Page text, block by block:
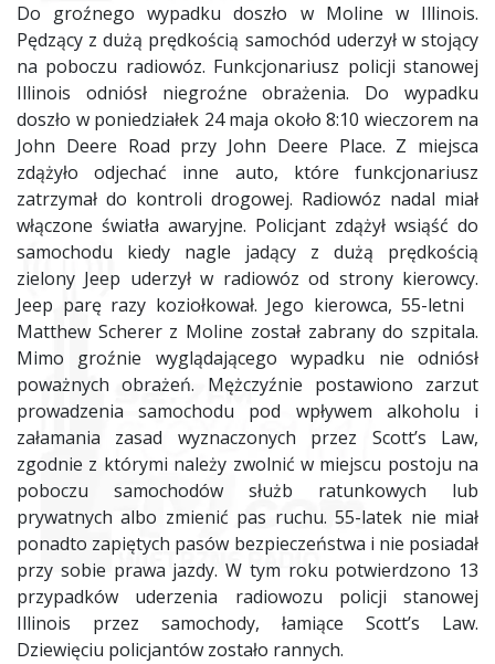
Do groźnego wypadku doszło w Moline w Illinois.
Pędzący z dużą prędkością samochód uderzył w stojący
na poboczu radiowóz. Funkcjonariusz policji stanowej
Illinois odniósł niegroźne obrażenia. Do wypadku
doszło w poniedziałek 24 maja około 8:10 wieczorem na
John Deere Road przy John Deere Place. Z miejsca
zdążyło odjechać inne auto, które funkcjonariusz
zatrzymał do kontroli drogowej. Radiowóz nadal miał
włączone światła awaryjne. Policjant zdążył wsiąść do
samochodu kiedy nagle jadący z dużą prędkością
zielony Jeep uderzył w radiowóz od strony kierowcy.
Jeep parę razy koziołkował. Jego kierowca, 55-letni
Matthew Scherer z Moline został zabrany do szpitala.
Mimo groźnie wyglądającego wypadku nie odniósł
poważnych obrażeń. Mężczyźnie postawiono zarzut
prowadzenia samochodu pod wpływem alkoholu i
załamania zasad wyznaczonych przez Scott’s Law,
zgodnie z którymi należy zwolnić w miejscu postoju na
poboczu samochodów służb ratunkowych lub
prywatnych albo zmienić pas ruchu. 55-latek nie miał
ponadto zapiętych pasów bezpieczeństwa i nie posiadał
przy sobie prawa jazdy. W tym roku potwierdzono 13
przypadków uderzenia radiowozu policji stanowej
Illinois przez samochody, łamiące Scott’s Law.
Dziewięciu policjantów zostało rannych.